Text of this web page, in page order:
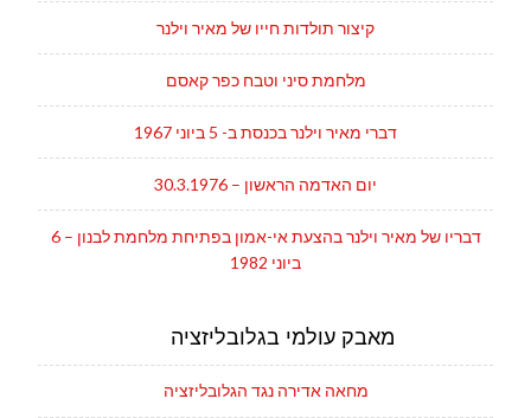
קיצור תולדות חייו של מאיר וילנר
מלחמת סיני וטבח כפר קאסם
דברי מאיר וילנר בכנסת ב- 5 ביוני 1967
יום האדמה הראשון – 30.3.1976
דבריו של מאיר וילנר בהצעת אי-אמון בפתיחת מלחמת לבנון – 6
ביוני 1982
מאבק עולמי בגלובליזציה
מחאה אדירה נגד הגלובליזציה